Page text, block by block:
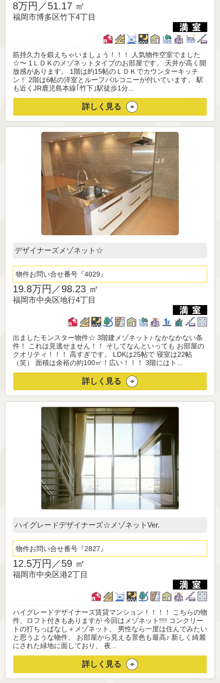
8万円／51.17 ㎡
福岡市博多区竹下4丁目
筋持久力を鍛えちゃいましょう！！！ 人気物件空室でました
☆〜 1ＬＤＫのメゾネットタイプのお部屋です。 天井が高く開
放感があります。 1階は約15帖のＬＤＫでカウンターキッチ
ン！ 2階は6帖の洋室とルーフバルコニーが付いています。 駅
も近くJR鹿児島本線｢竹下｣駅徒歩1分...
詳しく見る
デザイナーズメゾネット☆
物件お問い合せ番号 4029
19.8万円／98.23 ㎡
福岡市中央区地行4丁目
出ましたモンスター物件☆ 3階建メゾネット♪ なかなかない条
件！ これは見逃せません！！ そしてなんといっても お部屋の
クオリティ！！！ 高すぎです。 LDKは25帖で 寝室は22帖
（笑） 面積は余裕の約100㎡！広い！！！ 3階にはト...
詳しく見る
ハイグレードデザイナーズ☆メゾネットVer.
物件お問い合せ番号 2827
12.5万円／59 ㎡
福岡市中央区港2丁目
ハイグレードデザイナーズ賃貸マンション！！！！ こちらの物
件、ロフト付きもありますが 今回はメゾネット!!!! コンクリー
トの打ちっぱなし＋メゾネット。 男性なら一度は住んでみたい
と思うような物件。 お部屋から見える景色も最高♪ 新しく綺麗
にされた緑地に面しており、 夜...
詳しく見る